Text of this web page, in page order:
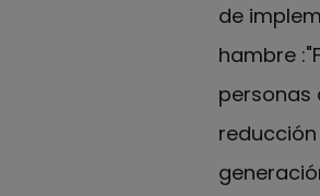
de
hambre
personas